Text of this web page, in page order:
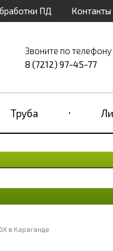
ПД Контакты
Звоните по телефону
8 (7212) 97-45-77
Труба
в Караганде